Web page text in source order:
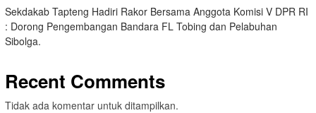
Sekdakab Tapteng Hadiri Rakor Bersama Anggota Komisi V DPR RI
: Dorong Pengembangan Bandara FL Tobing dan Pelabuhan
Sibolga.
Recent Comments
Tidak ada komentar untuk ditampilkan.